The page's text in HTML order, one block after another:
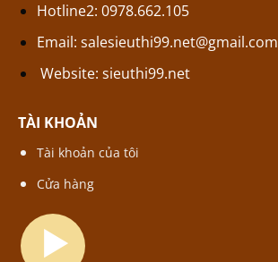
Hotline2: 0978.662.105
Email: salesieuthi99.net@gmail.com
Website: sieuthi99.net
TÀI KHOẢN
Tài khoản của tôi
Cửa hàng